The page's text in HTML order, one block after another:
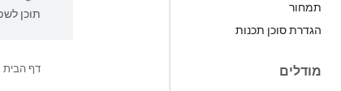
תמחור
הגדרת סוכן תכנות
מודלים
תוכן
דף הבית